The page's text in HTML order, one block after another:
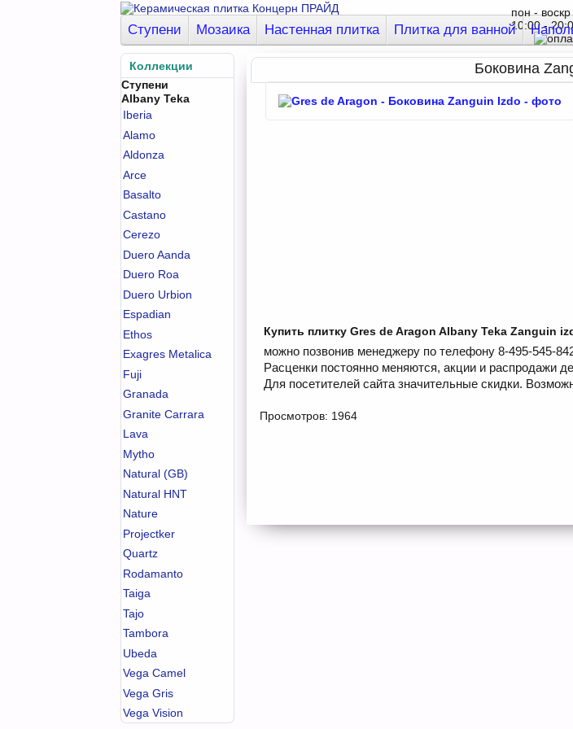
пон - воскр
10:00 -
Ступени Мозаика Настенная плитка Плитка для ванной
Коллекции
Ступени
Albany Teka
Iberia
Alamo
Aldonza
Arce
Basalto
Castano
Cerezo
Duero Aanda
Duero Roa
Duero Urbion
Espadian
Ethos
Exagres Metalica
Fuji
Granada
Granite Carrara
Lava
Mytho
Natural (GB)
Natural HNT
Nature
Projectker
Quartz
Rodamanto
Taiga
Tajo
Tambora
Ubeda
Vega Camel
Vega Gris
Vega Vision
Боковина
Купить плитку Gres de Aragon Albany Teka Zanguin
можно позвонив менеджеру по телефону 8-495-545-
Расценки постоянно меняются, акции и распродажи
Для посетителей сайта значительные скидки.
Просмотров: 1964